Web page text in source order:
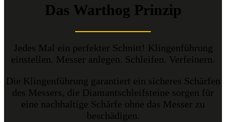
Das Warthog Prinzip
Jedes Mal ein perfekter Schnitt! Klingenführung
einstellen. Messer anlegen. Schleifen. Verfeinern.
Die Klingenführung garantiert ein sicheres Schärfen
des Messers, die Diamantschleifsteine sorgen für
eine nachhaltige Schärfe ohne das Messer zu
beschädigen.